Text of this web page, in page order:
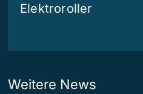
Elektroroller
Weitere News